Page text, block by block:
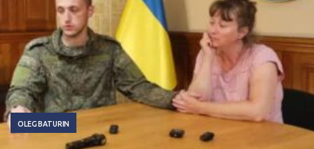
OLEG BATURIN